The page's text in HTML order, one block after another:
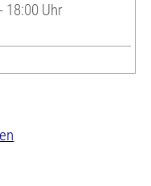
18:00 Uhr